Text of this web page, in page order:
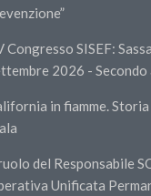
Congresso SISEF:
2026 - Secondo
in fiamme.
del Responsabile
Unificata